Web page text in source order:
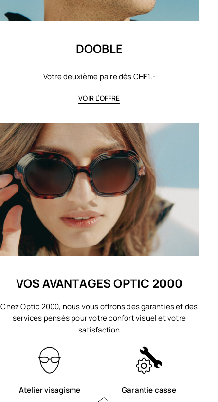
DOOBLE
Votre deuxième paire dès CHF1.-
VOIR L’OFFRE
VOS AVANTAGES OPTIC 2000
Chez Optic 2000, nous vous offrons des garanties et des
services pensés pour votre confort visuel et votre
satisfaction
Atelier visagisme Garantie casse